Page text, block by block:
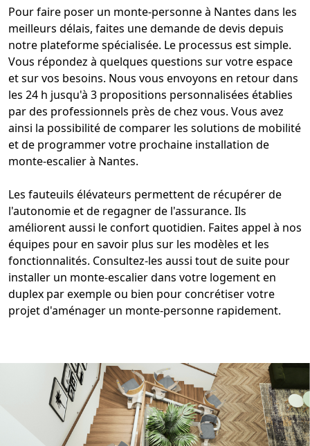
Pour faire poser un monte-personne à Nantes dans les
meilleurs délais, faites une demande de devis depuis
notre plateforme spécialisée. Le processus est simple.
Vous répondez à quelques questions sur votre espace
et sur vos besoins. Nous vous envoyons en retour dans
les 24 h jusqu'à 3 propositions personnalisées établies
par des professionnels près de chez vous. Vous avez
ainsi la possibilité de comparer les solutions de mobilité
et de programmer votre prochaine installation de
monte-escalierà Nantes.
Les fauteuils élévateurs permettent de récupérer de
l'autonomie et de regagner de l'assurance. Ils
améliorent aussi le confort quotidien. Faites appel à nos
équipes pour en savoir plus sur les modèles et les
fonctionnalités. Consultez-les aussi tout de suite pour
installer un monte-escalierdans votre logement en
duplex par exemple ou bien pour concrétiser votre
projet d'aménager un monte-personne rapidement.